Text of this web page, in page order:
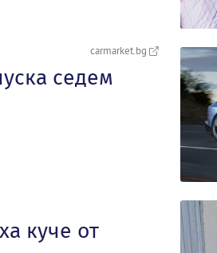
carmarket.bg
седем
куче от